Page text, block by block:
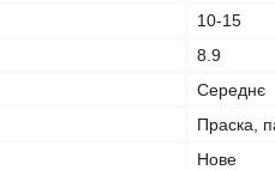
10-15
8.9
Середнє
Праска,
Нове